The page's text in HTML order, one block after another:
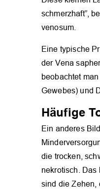
schmerzhaft”,
venosum.
Eine typische
der Vena
beobachtet
Gewebes) und
Häufige
Ein anderes
die trocken,
nekrotisch. Das
sind die Zehen,